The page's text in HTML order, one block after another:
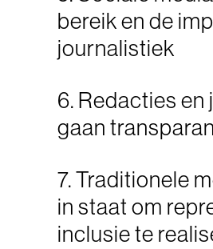
bereik en de
journalistiek
6. Redacties
gaan
7. Traditionele
in staat om
inclusie te